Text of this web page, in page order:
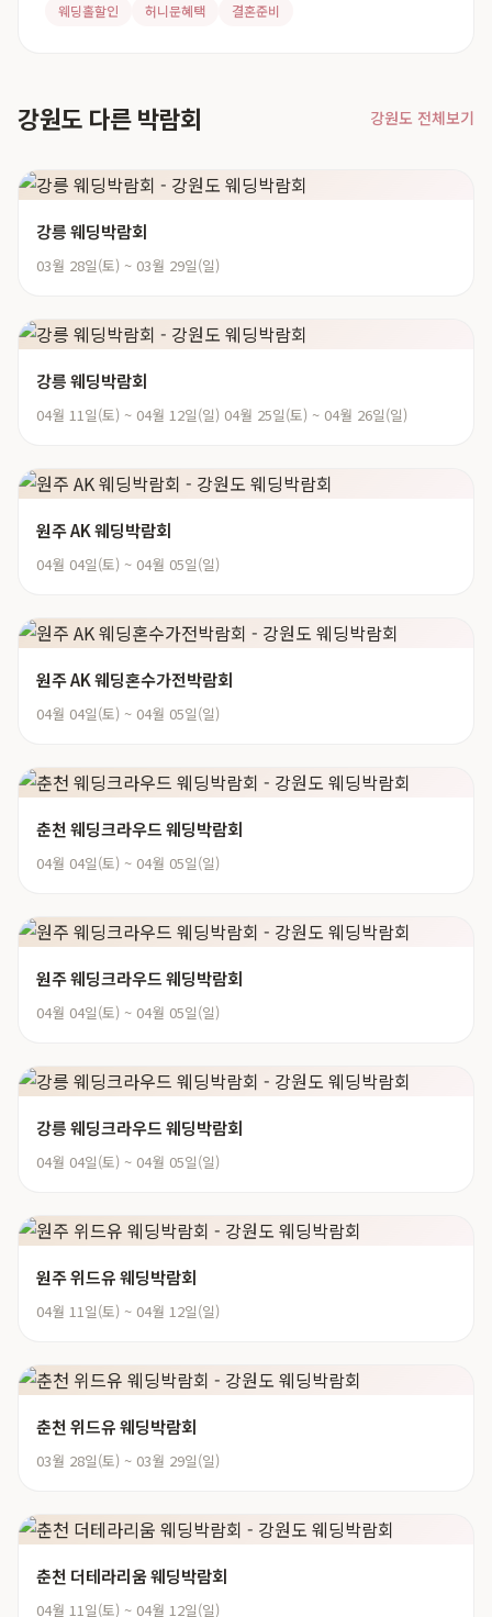
웨딩홀할인
허니문혜택 결혼준비
강원도 다른 박람회 강원도 전체보기
강릉 웨딩박람회
03월 28일(토) ~ 03월 29일(일)
강릉 웨딩박람회
04월 11일(토) ~ 04월 12일(일) 04월 25일(토) ~ 04월 26일(일)
원주 AK 웨딩박람회
04월 04일(토) ~ 04월 05일(일)
원주 AK 웨딩혼수가전박람회
04월 04일(토) ~ 04월 05일(일)
춘천 웨딩크라우드 웨딩박람회
04월 04일(토) ~ 04월 05일(일)
원주 웨딩크라우드 웨딩박람회
04월 04일(토) ~ 04월 05일(일)
강릉 웨딩크라우드 웨딩박람회
04월 04일(토) ~ 04월 05일(일)
원주 위드유 웨딩박람회
04월 11일(토) ~ 04월 12일(일)
춘천 위드유 웨딩박람회
03월 28일(토) ~ 03월 29일(일)
춘천 더테라리움 웨딩박람회
04월 11일(토) ~ 04월 12일(일)